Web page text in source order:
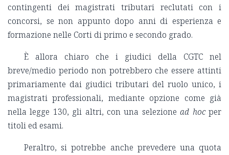
contingenti dei magistrati tributari reclutati con i
concorsi, se non appunto dopo anni di esperienza e
formazione nelle Corti di primo e secondo grado.
È allora chiaro che i giudici della CGTC nel
breve/medio periodo non potrebbero che essere attinti
primariamente dai giudici tributari del ruolo unico, i
magistrati professionali, mediante opzione come già
nella legge 130, gli altri, con una selezionead hocper
titoli ed esami.
Peraltro, si potrebbe anche prevedere una quota